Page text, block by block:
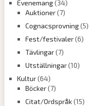
Evenemang(34)
Auktioner(7)
Cognacsprovning(5)
Fest/festivaler(6)
Tävlingar(7)
Utställningar(10)
Kultur(64)
Böcker(7)
Citat/Ordspråk(15)